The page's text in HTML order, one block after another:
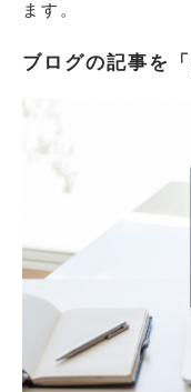
ます。
ブログの記事を